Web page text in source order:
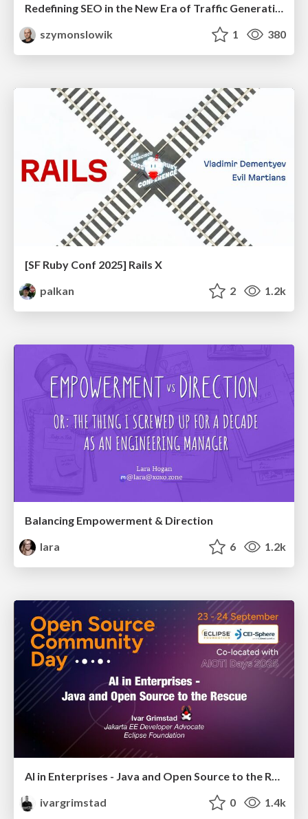
Redefining SEO in the New Era of Traffic Generation
szymonslowik
1 380
[SF Ruby Conf 2025] Rails X
palkan
2 1.2k
Balancing Empowerment & Direction
lara
6 1.2k
AI in Enterprises - Java and Open Source to the Rescue
ivargrimstad
0 1.4k